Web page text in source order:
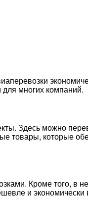
для многих компаний.
Здесь можно
товары, которые
Кроме того, в
и